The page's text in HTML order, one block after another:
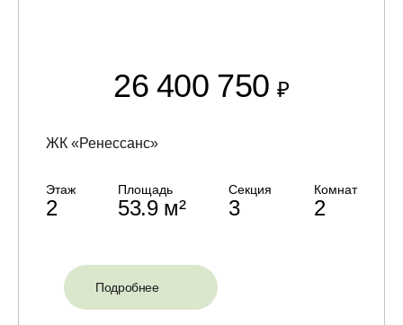
26 400 750₽
ЖК «Ренессанс»
Этаж
2
Площадь
53.9 м²
Секция
3
Комнат
2
Подробнее